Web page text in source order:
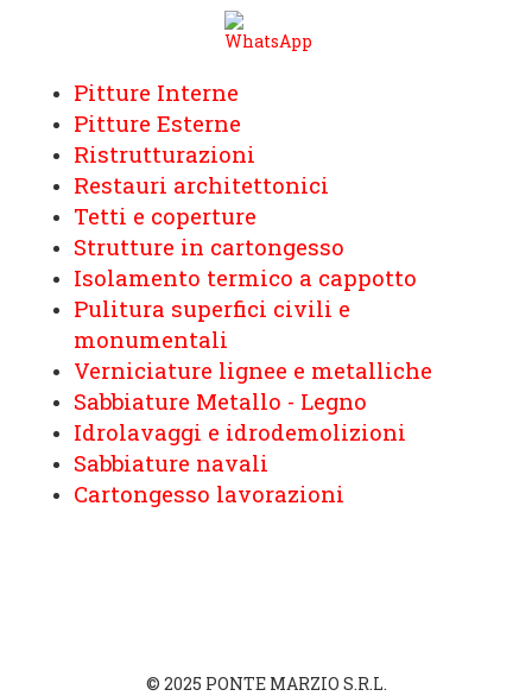
Pitture Interne
Pitture Esterne
Ristrutturazioni
Restauri architettonici
Tetti e coperture
Strutture in cartongesso
Isolamento termico a cappotto
Pulitura superfici civili e
monumentali
Verniciature lignee e metalliche
Sabbiature Metallo - Legno
Idrolavaggi e idrodemolizioni
Sabbiature navali
Cartongesso lavorazioni
© 2025 PONTE MARZIO S.R.L.